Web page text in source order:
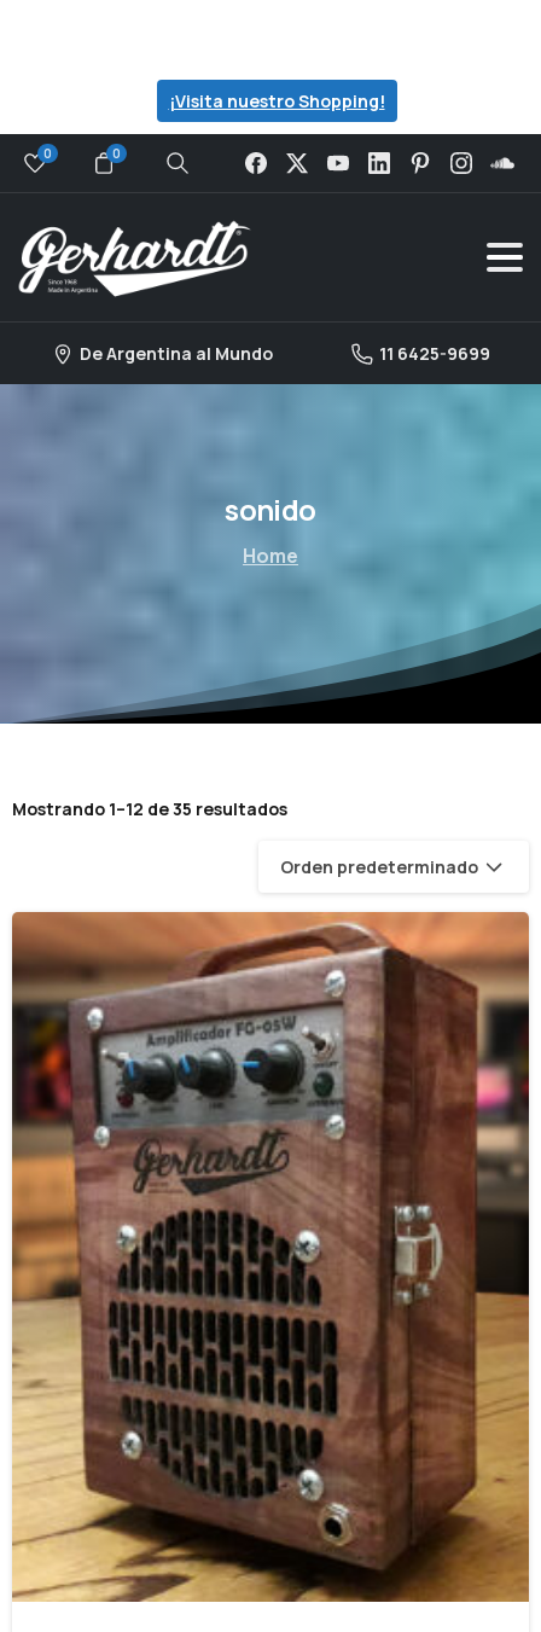
¡Visita nuestro Shopping!
0 0
Search
De Argentina al Mundo 11 6425-9699
sonido
Home
Mostrando 1–12 de 35 resultados
Orden predeterminado